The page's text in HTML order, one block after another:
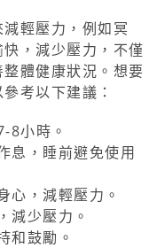
輕壓力，例如冥
，減少壓力，不僅
體健康狀況。想要
考以下建議：
8小時。
息，睡前避免使用
心，減輕壓力。
減少壓力。
和鼓勵。